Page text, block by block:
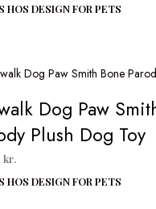
HOS DESIGN FOR PETS
Dog Paw
Plush Dog Toy
kr.
HOS DESIGN FOR PETS